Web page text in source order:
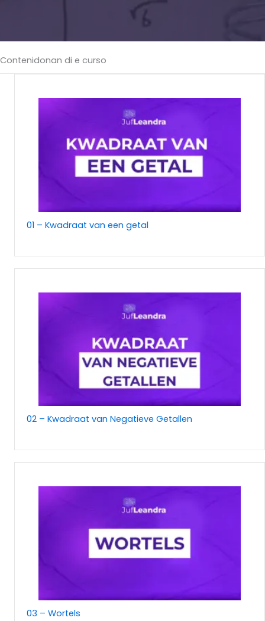
Contenidonan di e curso
01 – Kwadraat van een getal
02 – Kwadraat van Negatieve Getallen
03 – Wortels